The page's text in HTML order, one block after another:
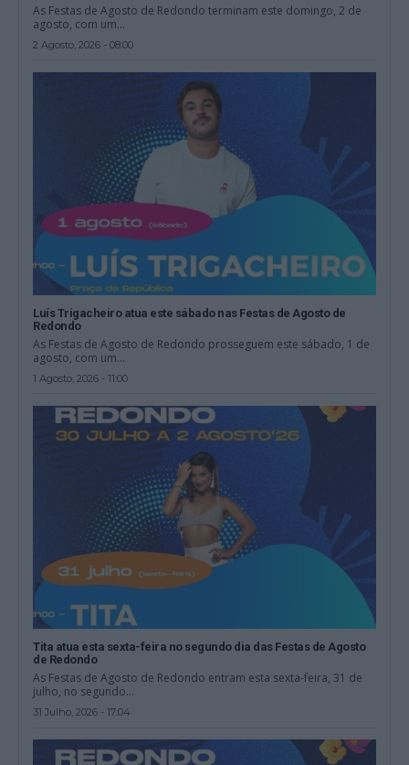
As Festas de Agosto de Redondo terminam este domingo, 2 de
agosto, com um...
2 Agosto, 2026 - 08:00
Luís Trigacheiro atua este sábado nas Festas de Agosto de
Redondo
As Festas de Agosto de Redondo prosseguem este sábado, 1 de
agosto, com um...
1 Agosto, 2026 - 11:00
Tita atua esta sexta-feira no segundo dia das Festas de Agosto
de Redondo
As Festas de Agosto de Redondo entram esta sexta-feira, 31 de
julho, no segundo...
31 Julho, 2026 - 17:04